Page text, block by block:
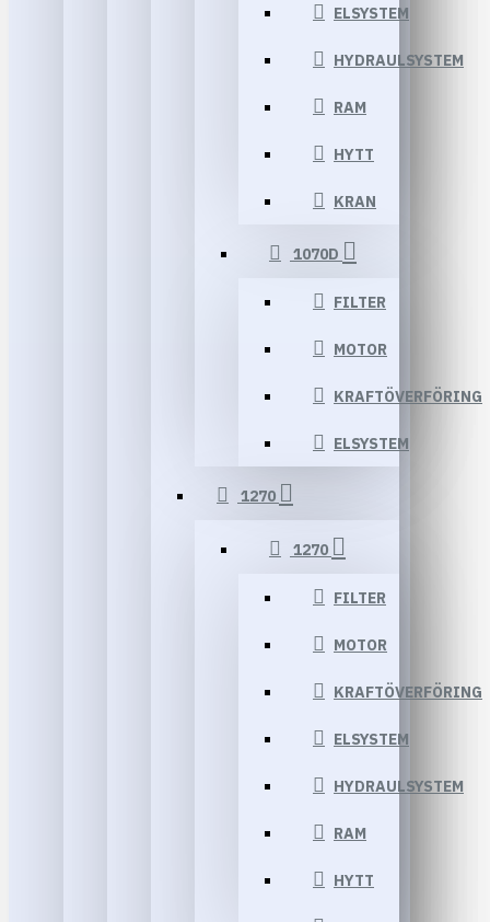
ELSYSTEM
HYDRAULSYSTEM
RAM
HYTT
KRAN
1070D
FILTER
MOTOR
KRAFTÖVERFÖRING
ELSYSTEM
1270
1270
FILTER
MOTOR
KRAFTÖVERFÖRING
ELSYSTEM
HYDRAULSYSTEM
RAM
HYTT